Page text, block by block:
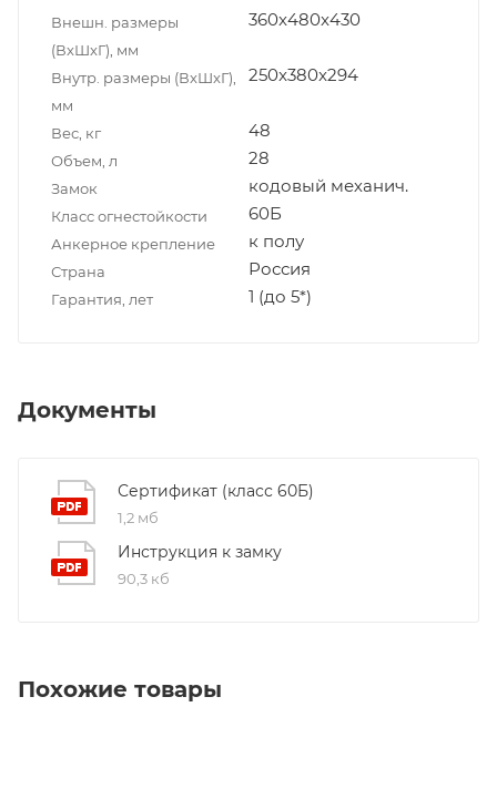
Внешн. размеры
(ВxШxГ), мм
360x480x430
Внутр. размеры (ВxШxГ),
мм
250x380x294
Вес, кг 48
Объем, л 28
Замок кодовый механич.
Класс огнестойкости 60Б
Анкерное крепление к полу
Страна Россия
Гарантия, лет 1 (до 5*)
Документы
Сертификат (класс 60Б)
1,2 мб
Инструкция к замку
90,3 кб
Похожие товары